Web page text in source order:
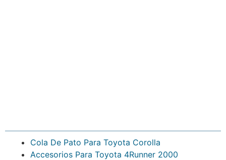
Cola De Pato Para Toyota Corolla
Accesorios Para Toyota 4Runner 2000